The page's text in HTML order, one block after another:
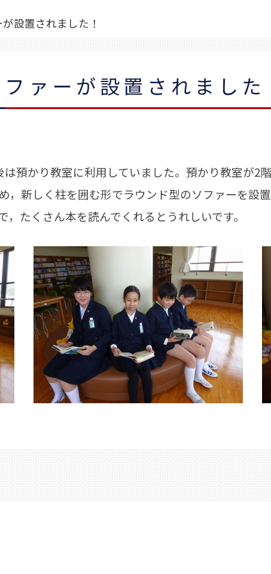
設置されました！
ァーが設置されました
預かり教室に利用していました。預かり教室が2
，新しく柱を囲む形でラウンド型のソファーを設
たくさん本を読んでくれるとうれしいです。